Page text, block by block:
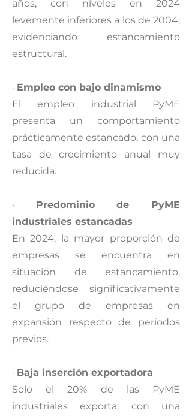
años, con niveles en 2024
levemente inferiores a los de 2004,
evidenciando estancamiento
estructural.
· Empleo con bajo dinamismo
El empleo industrial PyME
presenta un comportamiento
prácticamente estancado, con una
tasa de crecimiento anual muy
reducida.
· Predominio de PyME
industriales estancadas
En 2024, la mayor proporción de
empresas se encuentra en
situación de estancamiento,
reduciéndose significativamente
el grupo de empresas en
expansión respecto de períodos
previos.
· Baja inserción exportadora
Solo el 20% de las PyME
industriales exporta, con una